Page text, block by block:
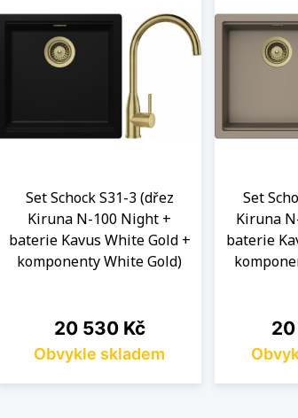
Set Schock S31-3 (dřez
Kiruna N-100 Night +
baterie Kavus White Gold +
komponenty White Gold)
Cena
20 530 Kč
Obvykle skladem
Set
Kiruna
baterie